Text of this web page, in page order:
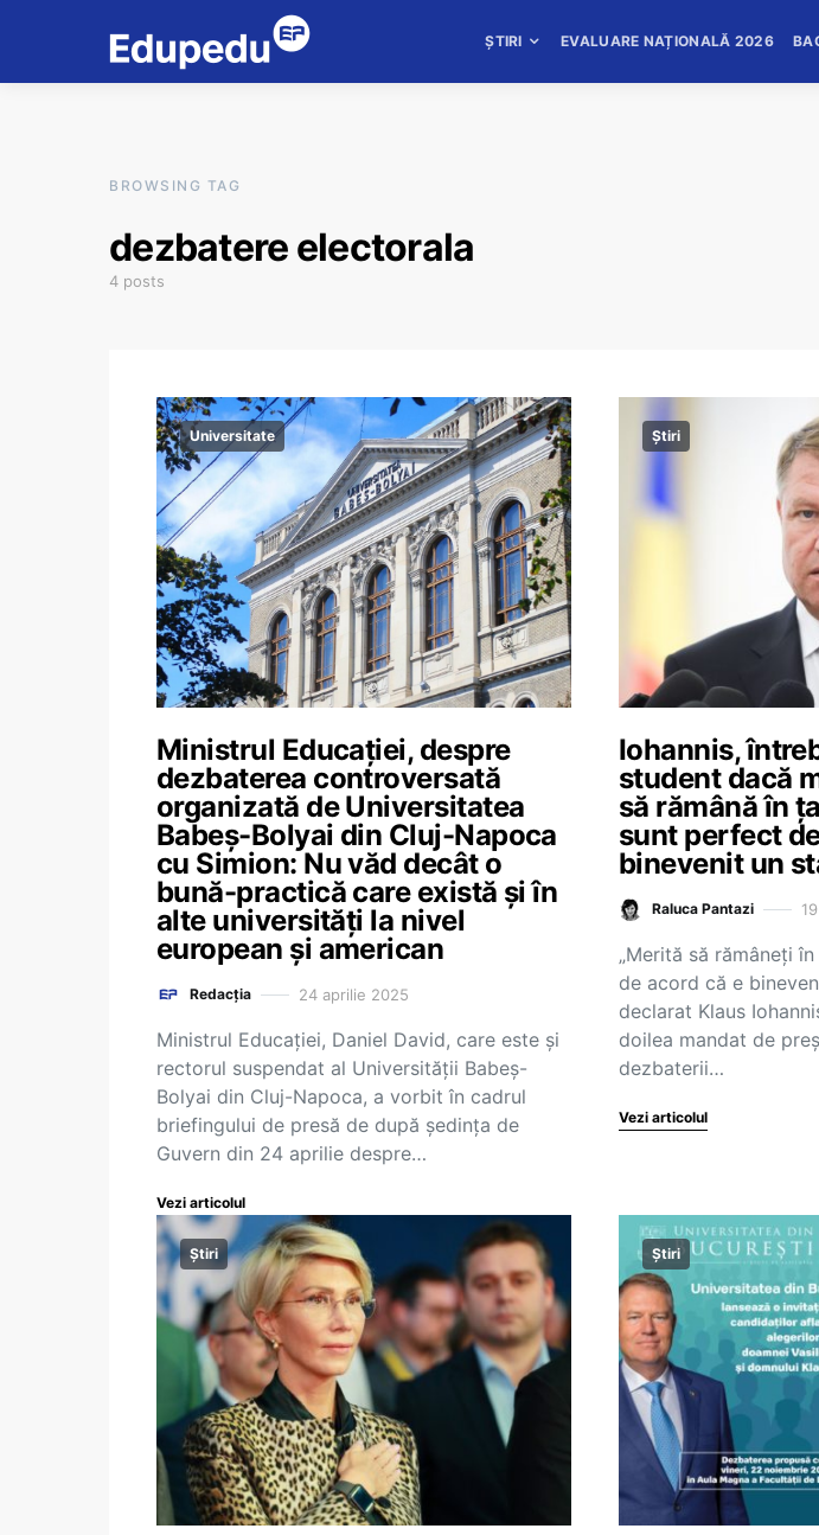
ȘTIRI EVALUARE NAȚIONALĂ 2026
BROWSING TAG
dezbatere electorala
4 posts
Universitate
Ministrul Educației, despre
dezbaterea controversată
organizată de Universitatea
Babeș-Bolyai din Cluj-Napoca
cu Simion: Nu văd decât o
bună-practică care există și în
alte universități la nivel
european și american
Redacția 24 aprilie 2025
Ministrul Educației, Daniel David, care este și
rectorul suspendat al Universității Babeș-
Bolyai din Cluj-Napoca, a vorbit în cadrul
briefingului de presă de după ședința de
Guvern din 24 aprilie despre…
Vezi articolul
Știri
Iohannis,
student dacă
să rămână în
sunt perfect
binevenit un
Raluca Pantazi
„Merită să rămâneți
de acord că e
declarat Klaus
doilea mandat de
dezbaterii…
Vezi articolul
Știri Știri